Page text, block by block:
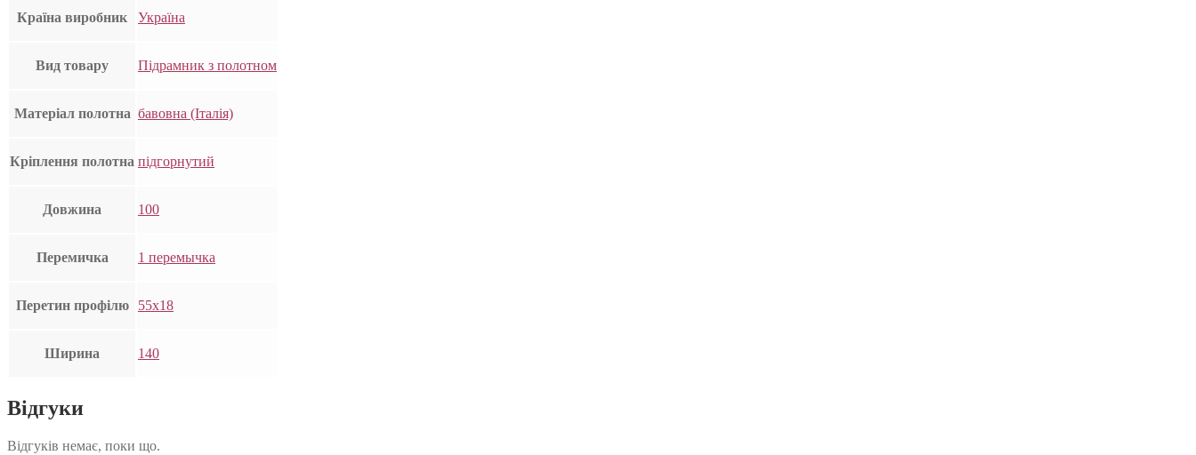
Країна виробник Україна
Вид товару Підрамник з полотном
Матеріал полотна бавовна (Італія)
Кріплення полотна підгорнутий
Довжина 100
Перемичка 1 перемычка
Перетин профілю 55х18
Ширина 140
Відгуки
Відгуків немає, поки що.